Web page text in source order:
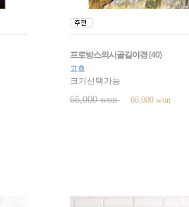
프로방스의시골길야경 (40)
고흐
크기선택가능
66,000 won 66,000 won